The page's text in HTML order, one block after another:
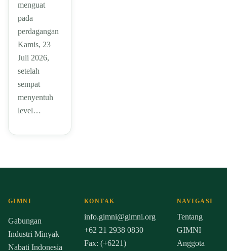
menguat
pada
perdagangan
Kamis, 23
Juli 2026,
setelah
sempat
menyentuh
level…
GIMNI
Gabungan
Industri Minyak
Nabati Indonesia
KONTAK
info.gimni@gimni.org
+62 21 2938 0830
Fax: (+6221)
NAVIGASI
Tentang
GIMNI
Anggota